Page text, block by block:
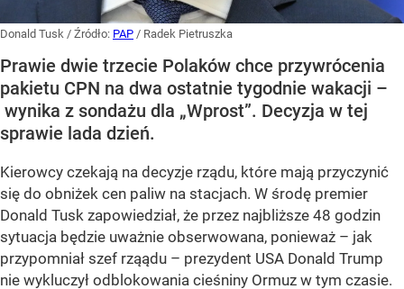
Donald Tusk / Źródło: PAP / Radek Pietruszka
Prawie dwie trzecie Polaków chce przywrócenia
pakietu CPN na dwa ostatnie tygodnie wakacji –
wynika z sondażu dla „Wprost”. Decyzja w tej
sprawie lada dzień.
Kierowcy czekają na decyzje rządu, które mają przyczynić
się do obniżek cen paliw na stacjach. W środę premier
Donald Tusk zapowiedział, że przez najbliższe 48 godzin
sytuacja będzie uważnie obserwowana, ponieważ – jak
przypomniał szef rząądu – prezydent USA Donald Trump
nie wykluczył odblokowania cieśniny Ormuz w tym czasie.